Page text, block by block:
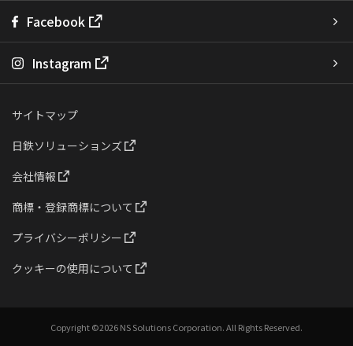
Facebook
Instagram
サイトマップ
日鉄ソリューションズ
会社情報
商標・登録商標について
プライバシーポリシー
クッキーの使用について
Copyright ©2026 NS Solutions Corporation. All Rights Reserved.